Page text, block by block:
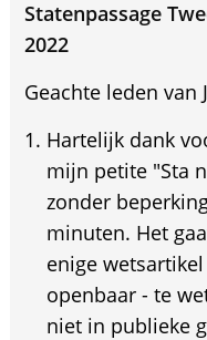
Statenpassage
2022
Geachte leden van
Hartelijk dank
mijn petite "Sta
zonder
minuten. Het
enige
openbaar - te
niet in publieke